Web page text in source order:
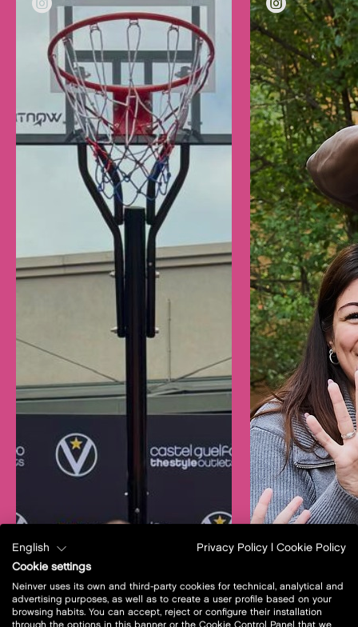
English Privacy Policy
Cookie Policy
Cookie settings
Neinver uses its own and third-party cookies for technical, analytical and
advertising purposes, as well as to create a user profile based on your
browsing habits. You can accept, reject or configure their installation
through the options in this banner or the Cookie Control Panel that we